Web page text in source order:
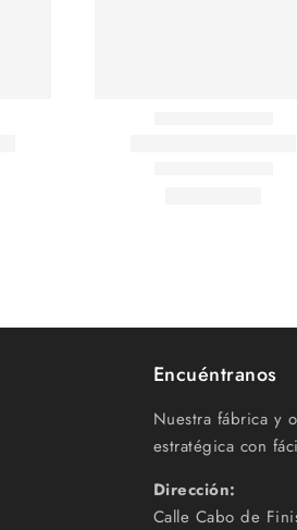
Encuéntranos
Nuestra fábrica y
estratégica con
Dirección:
Calle Cabo de